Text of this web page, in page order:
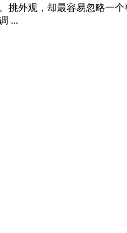
挑外观，却最容易忽略一
...